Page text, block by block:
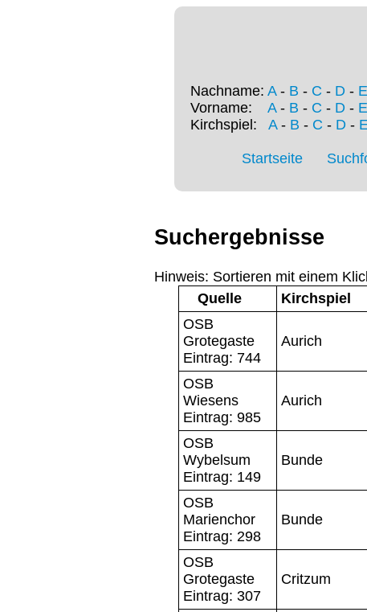
Nachname: A- B - C - D - E
Vorname: A- B - C - D - E
Kirchspiel: A- B - C - D-
Startseite
Suchergebnisse
Hinweis: Sortieren mit einem
Quelle
Kirchspiel
OSB
Grotegaste
Eintrag: 744
Aurich
OSB
Wiesens
Eintrag: 985
Aurich
OSB
Wybelsum
Eintrag: 149
Bunde
OSB
Marienchor
Eintrag: 298
Bunde
OSB
Grotegaste
Eintrag: 307
Critzum